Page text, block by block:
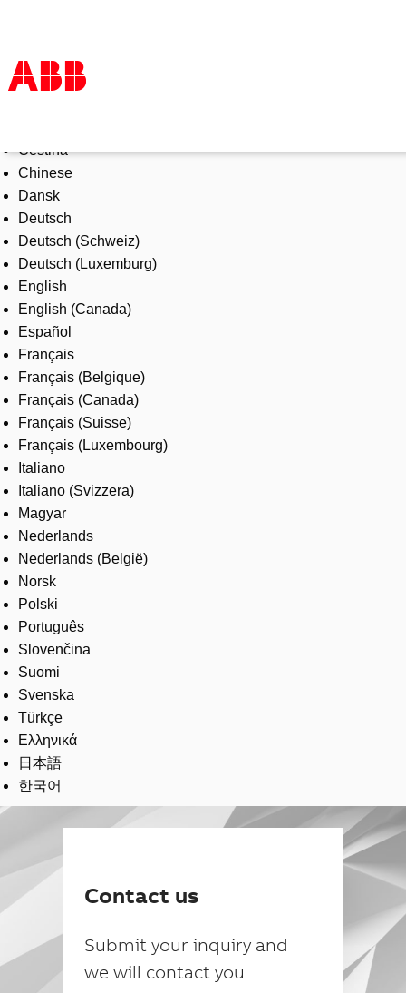
Products & Solutions
Industries
Services
About us
Where to buy
Contact us
Careers
Čeština
Chinese
Dansk
Deutsch
Deutsch (Schweiz)
Deutsch (Luxemburg)
English
English (Canada)
Español
Français
Français (Belgique)
Français (Canada)
Français (Suisse)
Français (Luxembourg)
Italiano
Italiano (Svizzera)
Magyar
Nederlands
Nederlands (België)
Norsk
Polski
Português
Slovenčina
Suomi
Svenska
Türkçe
Ελληνικά
日本語
한국어
Contact us
Submit your inquiry and
we will contact you